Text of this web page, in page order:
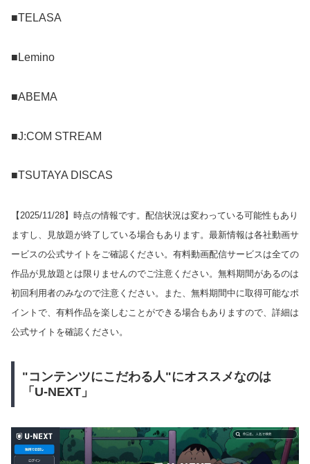
■TELASA
■Lemino
■ABEMA
■J:COM STREAM
■TSUTAYA DISCAS
【2025/11/28】時点の情報です。配信状況は変わっている可能性もあり
ますし、見放題が終了している場合もあります。最新情報は各社動画サ
ービスの公式サイトをご確認ください。有料動画配信サービスは全ての
作品が見放題とは限りませんのでご注意ください。無料期間があるのは
初回利用者のみなので注意ください。また、無料期間中に取得可能なポ
イントで、有料作品を楽しむことができる場合もありますので、詳細は
公式サイトを確認ください。
"コンテンツにこだわる人"にオススメなのは
「U-NEXT」